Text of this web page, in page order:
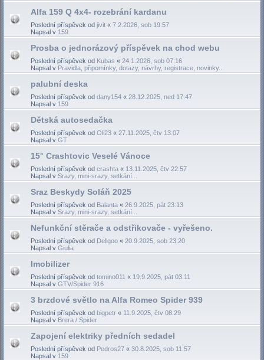
Alfa 159 Q 4x4- rozebrání kardanu
Poslední příspěvek od jivit « 7.2.2026, sob 19:57
Napsal v 159
Prosba o jednorázový příspěvek na chod webu
Poslední příspěvek od Kubas « 24.1.2026, sob 07:16
Napsal v Pravidla, připomínky, dotazy, návrhy, registrace, novinky...
palubní deska
Poslední příspěvek od dany154 « 28.12.2025, ned 17:47
Napsal v 159
Dětská autosedačka
Poslední příspěvek od Oli23 « 27.11.2025, čtv 13:07
Napsal v GT
15° Crashtovic Veselé Vánoce
Poslední příspěvek od crashta « 13.11.2025, čtv 22:57
Napsal v Srazy, mini-srazy, setkání...
Sraz Beskydy Soláň 2025
Poslední příspěvek od Balanta « 26.9.2025, pát 23:13
Napsal v Srazy, mini-srazy, setkání...
Nefunkční stěrače a odstřikovače - vyřešeno.
Poslední příspěvek od Dellgoo « 20.9.2025, sob 23:20
Napsal v Giulia
Imobilizer
Poslední příspěvek od tomino011 « 19.9.2025, pát 03:11
Napsal v GTV/Spider 916
3 brzdové světlo na Alfa Romeo Spider 939
Poslední příspěvek od bigpetr « 11.9.2025, čtv 08:29
Napsal v Brera / Spider
Zapojení elektriky předních sedadel
Poslední příspěvek od Pedros27 « 30.8.2025, sob 11:57
Napsal v 159